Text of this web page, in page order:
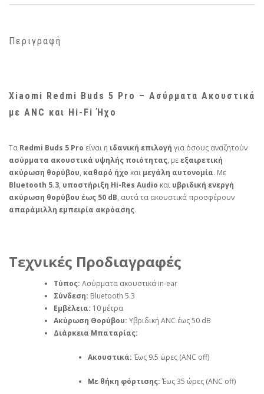
Περιγραφή
Xiaomi Redmi Buds 5 Pro – Ασύρματα Ακουστικά
με ANC και Hi-Fi Ήχο
Τα Redmi Buds 5 Pro είναι η ιδανική επιλογή για όσους αναζητούν
ασύρματα ακουστικά υψηλής ποιότητας, μεεξαιρετική
ακύρωση θορύβου, καθαρό ήχο και μεγάλη αυτονομία. Με
Bluetooth 5.3, υποστήριξη Hi-Res Audio και υβριδική ενεργή
ακύρωση θορύβου έως 50 dB, αυτά τα ακουστικά προσφέρουν
απαράμιλλη εμπειρία ακρόασης.
Τεχνικές Προδιαγραφές
Τύπος: Ασύρματα ακουστικά in-ear
Σύνδεση: Bluetooth 5.3
Εμβέλεια: 10 μέτρα
Ακύρωση Θορύβου: Υβριδική ANC έως 50 dB
Διάρκεια Μπαταρίας:
Ακουστικά: Έως 9.5 ώρες (ANC off)
Με θήκη φόρτισης: Έως 35 ώρες (ANC off)